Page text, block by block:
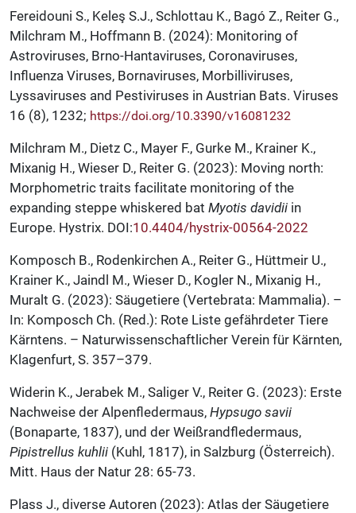
Fereidouni S., Keleş S.J., Schlottau K., Bagó Z., Reiter G.,
Milchram M., Hoffmann B. (2024): Monitoring of
Astroviruses, Brno-Hantaviruses, Coronaviruses,
Influenza Viruses, Bornaviruses, Morbilliviruses,
Lyssaviruses and Pestiviruses in Austrian Bats. Viruses
16 (8), 1232; https://doi.org/10.3390/v16081232
Milchram M., Dietz C., Mayer F., Gurke M., Krainer K.,
Mixanig H., Wieser D., Reiter G. (2023): Moving north:
Morphometric traits facilitate monitoring of the
expanding steppe whiskered bat Myotis davidii in
Europe. Hystrix. DOI:10.4404/hystrix-00564-2022
Komposch B., Rodenkirchen A., Reiter G., Hüttmeir U.,
Krainer K., Jaindl M., Wieser D., Kogler N., Mixanig H.,
Muralt G. (2023): Säugetiere (Vertebrata: Mammalia). –
In: Komposch Ch. (Red.): Rote Liste gefährdeter Tiere
Kärntens. – Naturwissenschaftlicher Verein für Kärnten,
Klagenfurt, S. 357–379.
Widerin K., Jerabek M., Saliger V., Reiter G. (2023): Erste
Nachweise der Alpenfledermaus, Hypsugo savii
(Bonaparte, 1837), und der Weißrandfledermaus,
Pipistrellus kuhlii (Kuhl, 1817), in Salzburg (Österreich).
Mitt. Haus der Natur 28: 65-73.
Plass J., diverse Autoren (2023): Atlas der Säugetiere